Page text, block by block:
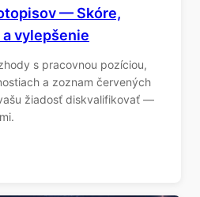
— Skóre,
vylepšenie
s pracovnou pozíciou,
a zoznam červených
žiadosť diskvalifikovať —